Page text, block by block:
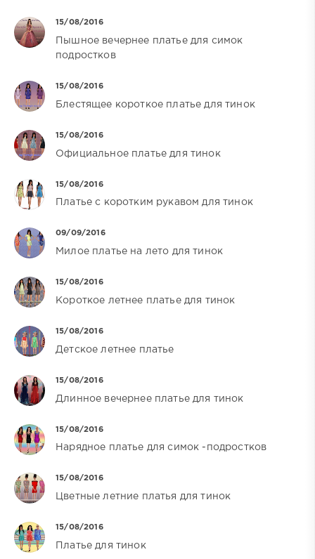
15/08/2016
Пышное вечернее платье для симок
подростков
15/08/2016
Блестящее короткое платье для тинок
15/08/2016
Официальное платье для тинок
15/08/2016
Платье с коротким рукавом для тинок
09/09/2016
Милое платье на лето для тинок
15/08/2016
Короткое летнее платье для тинок
15/08/2016
Детское летнее платье
15/08/2016
Длинное вечернее платье для тинок
15/08/2016
Нарядное платье для симок -подростков
15/08/2016
Цветные летние платья для тинок
15/08/2016
Платье для тинок